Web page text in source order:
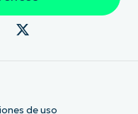
de uso